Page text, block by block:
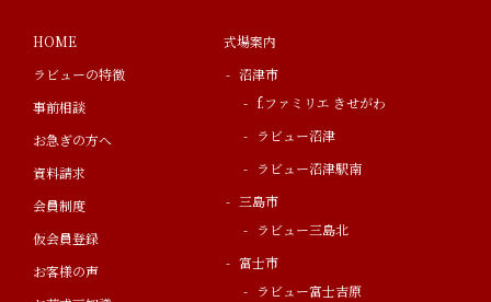
HOME
ラビューの特徴
事前相談
お急ぎの方へ
資料請求
会員制度
仮会員登録
お客様の声
式場案内
沼津市
f.ファミリエ きせがわ
ラビュー沼津
ラビュー沼津駅南
三島市
ラビュー三島北
富士市
ラビュー富士吉原